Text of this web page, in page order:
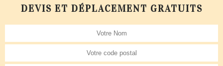
DEVIS ET DÉPLACEMENT GRATUITS